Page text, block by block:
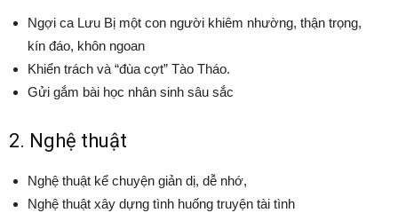
Ngợi ca Lưu Bị một con người khiêm nhường, thận trọng,
kín đáo, khôn ngoan
Khiển trách và “đùa cợt” Tào Tháo.
Gửi gắm bài học nhân sinh sâu sắc
2. Nghệ thuật
Nghệ thuật kể chuyện giản dị, dễ nhớ,
Nghệ thuật xây dựng tình huống truyện tài tình